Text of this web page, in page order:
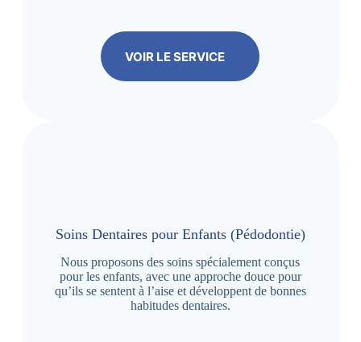
VOIR LE SERVICE
Soins Dentaires pour Enfants (Pédodontie)
Nous proposons des soins spécialement conçus
pour les enfants, avec une approche douce pour
qu’ils se sentent à l’aise et développent de bonnes
habitudes dentaires.